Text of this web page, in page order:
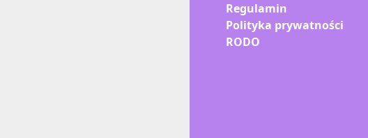
Regulamin
Polityka prywatności
RODO